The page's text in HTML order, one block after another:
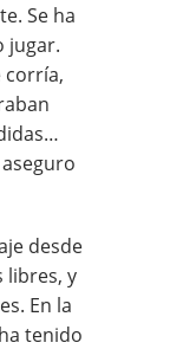
Se ha
jugar.
corría,
desde
libres, y
En la
tenido